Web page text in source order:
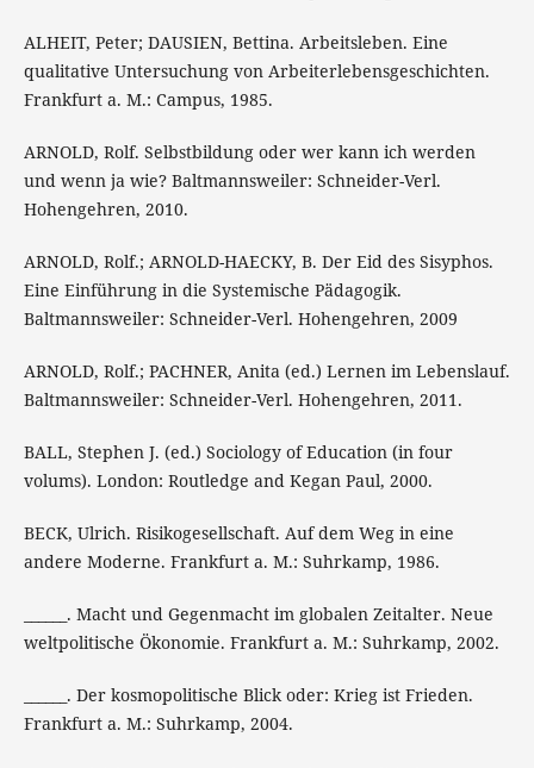
ALHEIT, Peter; DAUSIEN, Bettina. Arbeitsleben. Eine
qualitative Untersuchung von Arbeiterlebensgeschichten.
Frankfurt a. M.: Campus, 1985.
ARNOLD, Rolf. Selbstbildung oder wer kann ich werden
und wenn ja wie? Baltmannsweiler: Schneider-Verl.
Hohengehren, 2010.
ARNOLD, Rolf.; ARNOLD-HAECKY, B. Der Eid des Sisyphos.
Eine Einführung in die Systemische Pädagogik.
Baltmannsweiler: Schneider-Verl. Hohengehren, 2009
ARNOLD, Rolf.; PACHNER, Anita (ed.) Lernen im Lebenslauf.
Baltmannsweiler: Schneider-Verl. Hohengehren, 2011.
BALL, Stephen J. (ed.) Sociology of Education (in four
volums). London: Routledge and Kegan Paul, 2000.
BECK, Ulrich. Risikogesellschaft. Auf dem Weg in eine
andere Moderne. Frankfurt a. M.: Suhrkamp, 1986.
______. Macht und Gegenmacht im globalen Zeitalter. Neue
weltpolitische Ökonomie. Frankfurt a. M.: Suhrkamp, 2002.
______. Der kosmopolitische Blick oder: Krieg ist Frieden.
Frankfurt a. M.: Suhrkamp, 2004.